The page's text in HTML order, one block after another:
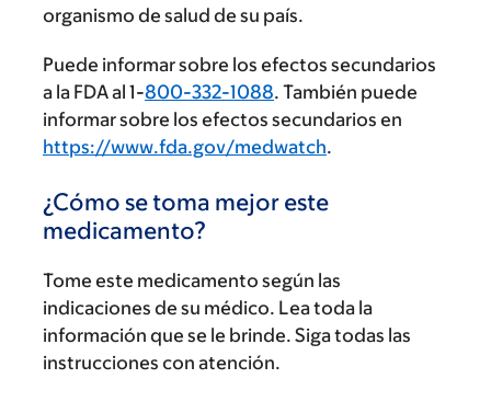
organismo de salud de su país.
Puede informar sobre los efectos secundarios
a la FDA al 1-800-332-1088. También puede
informar sobre los efectos secundarios en
https://www.fda.gov/medwatch.
¿Cómo se toma mejor este
medicamento?
Tome este medicamento según las
indicaciones de su médico. Lea toda la
información que se le brinde. Siga todas las
instrucciones con atención.